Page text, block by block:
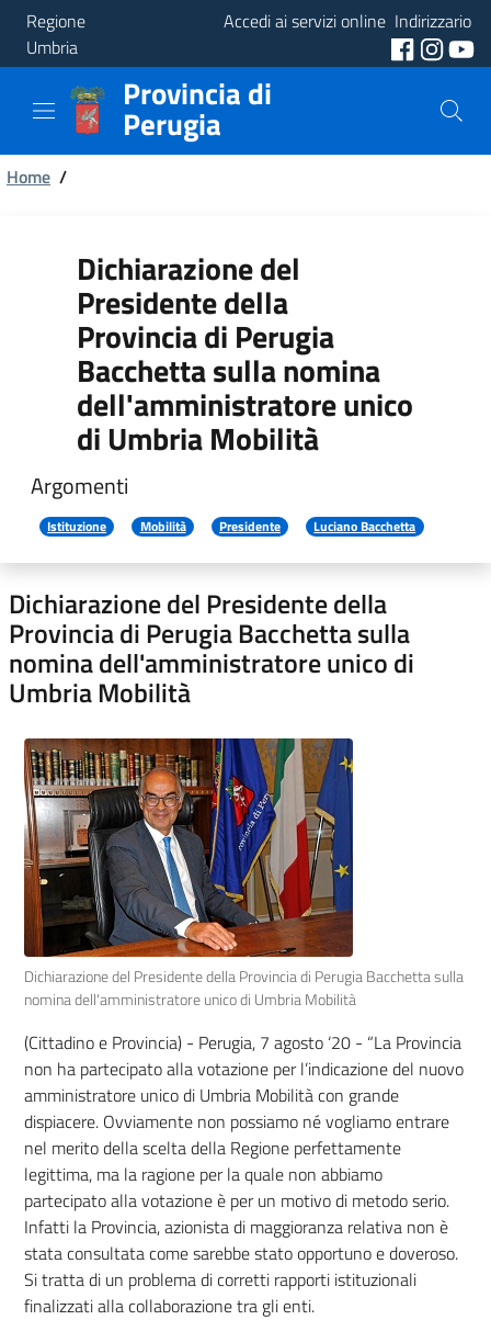
Regione
Umbria
Accedi ai servizi online Indirizzario
Provincia
Aree
Tematiche
Provincia di
Perugia
Briciole
pane
Home /
Dichiarazione del
Presidente della
Provincia di Perugia
Bacchetta sulla nomina
dell'amministratore unico
di Umbria Mobilità
Argomenti
Istituzione Mobilità Presidente Luciano Bacchetta
Dichiarazione del Presidente della
Provincia di Perugia Bacchetta sulla
nomina dell'amministratore unico di
Umbria Mobilità
Dichiarazione del Presidente della Provincia di Perugia Bacchetta sulla
nomina dell'amministratore unico di Umbria Mobilità
(Cittadino e Provincia) - Perugia, 7 agosto ‘20 - “La Provincia
non ha partecipato alla votazione per l’indicazione del nuovo
amministratore unico di Umbria Mobilità con grande
dispiacere. Ovviamente non possiamo né vogliamo entrare
nel merito della scelta della Regione perfettamente
legittima, ma la ragione per la quale non abbiamo
partecipato alla votazione è per un motivo di metodo serio.
Infatti la Provincia, azionista di maggioranza relativa non è
stata consultata come sarebbe stato opportuno e doveroso.
Si tratta di un problema di corretti rapporti istituzionali
finalizzati alla collaborazione tra gli enti.